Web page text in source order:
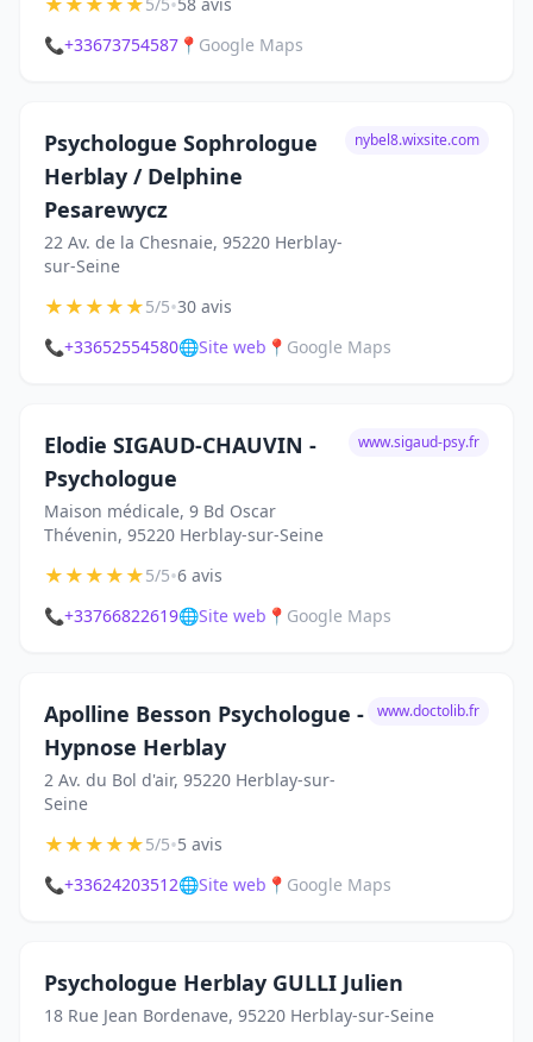
📞+33673754587 📍 Google Maps
Psychologue Sophrologue
Herblay / Delphine
Pesarewycz
22 Av. de la Chesnaie, 95220 Herblay-
sur-Seine
nybel8.wixsite.com
★★★★★5/5•30 avis
📞+33652554580🌐Site web 📍 Google Maps
Elodie SIGAUD-CHAUVIN -
Psychologue
Maison médicale, 9 Bd Oscar
Thévenin, 95220 Herblay-sur-Seine
www.sigaud-psy.fr
★★★★★5/5•6 avis
📞+33766822619🌐Site web 📍 Google Maps
Apolline Besson Psychologue -
Hypnose Herblay
2 Av. du Bol d'air, 95220 Herblay-sur-
Seine
www.doctolib.fr
★★★★★5/5•5 avis
📞+33624203512🌐Site web 📍 Google Maps
Psychologue Herblay GULLI Julien
18 Rue Jean Bordenave, 95220 Herblay-sur-Seine